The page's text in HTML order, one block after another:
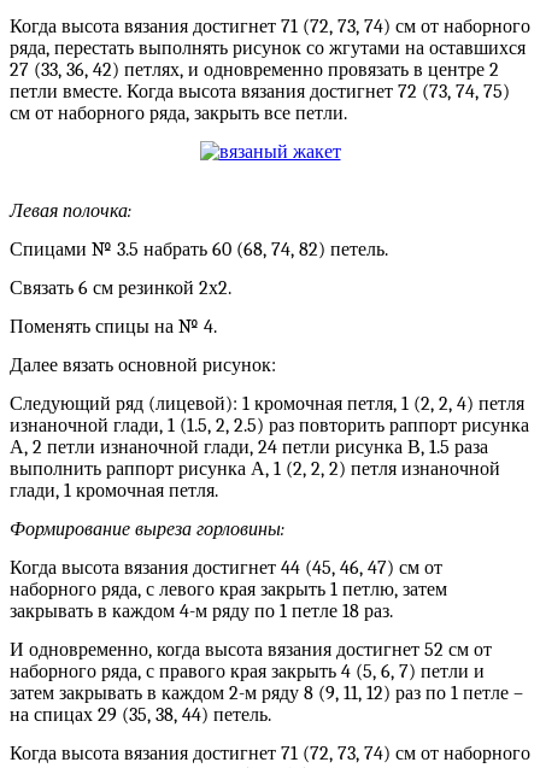
Когда высота вязания достигнет 71 (72, 73, 74) см от наборного
ряда, перестать выполнять рисунок со жгутами на оставшихся
27 (33, 36, 42) петлях, и одновременно провязать в центре 2
петли вместе. Когда высота вязания достигнет 72 (73, 74, 75)
см от наборного ряда, закрыть все петли.
Левая полочка:
Спицами № 3.5 набрать 60 (68, 74, 82) петель.
Связать 6 см резинкой 2х2.
Поменять спицы на № 4.
Далее вязать основной рисунок:
Следующий ряд (лицевой): 1 кромочная петля, 1 (2, 2, 4) петля
изнаночной глади, 1 (1.5, 2, 2.5) раз повторить раппорт рисунка
А, 2 петли изнаночной глади, 24 петли рисунка В, 1.5 раза
выполнить раппорт рисунка А, 1 (2, 2, 2) петля изнаночной
глади, 1 кромочная петля.
Формирование выреза горловины:
Когда высота вязания достигнет 44 (45, 46, 47) см от
наборного ряда, с левого края закрыть 1 петлю, затем
закрывать в каждом 4-м ряду по 1 петле 18 раз.
И одновременно, когда высота вязания достигнет 52 см от
наборного ряда, с правого края закрыть 4 (5, 6, 7) петли и
затем закрывать в каждом 2-м ряду 8 (9, 11, 12) раз по 1 петле –
на спицах 29 (35, 38, 44) петель.
Когда высота вязания достигнет 71 (72, 73, 74) см от наборного